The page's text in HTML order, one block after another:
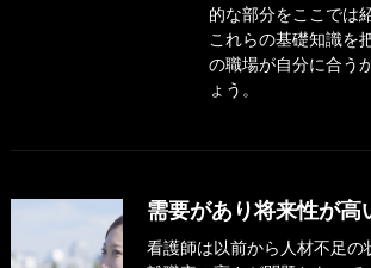
的な部分をここでは
これらの基礎知識を
の職場が自分に合う
ょう。
需要があり将来性が高
看護師は以前から人材不足の